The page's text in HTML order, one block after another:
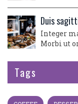
Duis
Integer
Morbi ut
Tags